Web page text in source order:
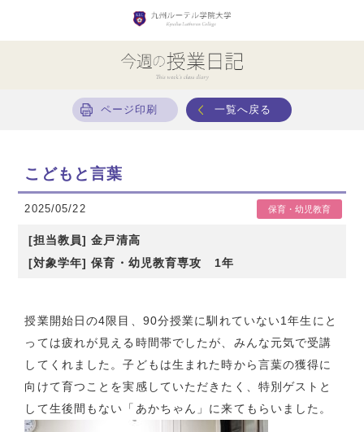
一覧へ戻る
ページ印刷
こどもと言葉
2025/05/22 保育・幼児教育
[担当教員] 金戸清高
[対象学年] 保育・幼児教育専攻 1年
授業開始日の4限目、 90分授業に馴れていない1年生にと
っては疲れが見える時間帯でしたが、みんな元気で受講
してくれました。子どもは生まれた時から言葉の獲得に
向けて育つことを実感していただきたく、特別ゲストと
して生後間もない「あかちゃん」に来てもらいました。